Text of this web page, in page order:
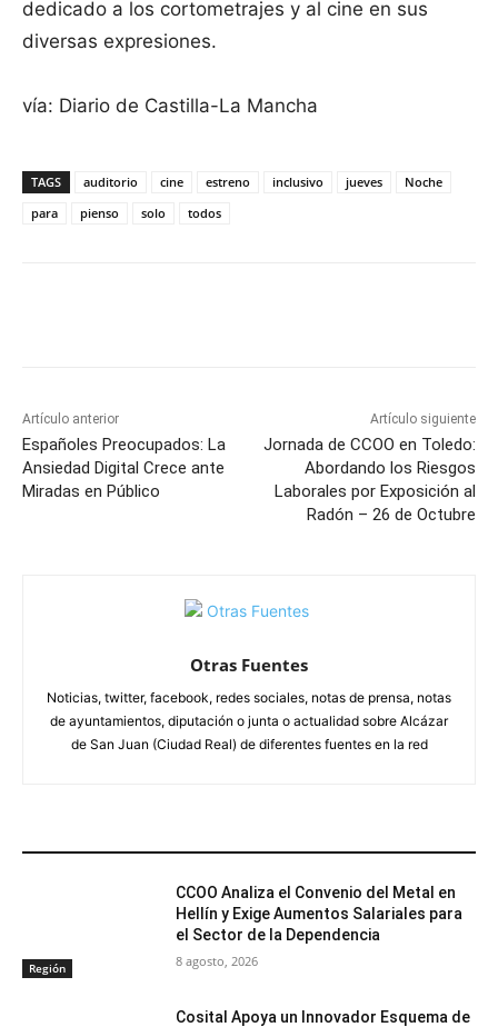
dedicado a los cortometrajes y al cine en sus
diversas expresiones.
vía: Diario de Castilla-La Mancha
TAGS auditorio cine estreno inclusivo jueves
Noche
para
pienso solo todos
Artículo anterior
Españoles Preocupados: La
Ansiedad Digital Crece ante
Miradas en Público
Artículo siguiente
Jornada de CCOO en Toledo:
Abordando los Riesgos
Laborales por Exposición al
Radón – 26 de Octubre
Otras Fuentes
Noticias, twitter, facebook, redes sociales, notas de prensa, notas
de ayuntamientos, diputación o junta o actualidad sobre Alcázar
de San Juan (Ciudad Real) de diferentes fuentes en la red
Región
CCOO Analiza el Convenio del Metal en
Hellín y Exige Aumentos Salariales para
el Sector de la Dependencia
8 agosto, 2026
Cosital Apoya un Innovador Esquema de